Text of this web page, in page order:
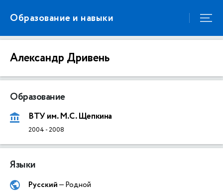
Образование и навыки
Александр Дривень
Образование
ВТУ им. М.С. Щепкина
2004 -2008
Языки
Русский— Родной